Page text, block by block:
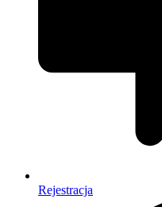
Rejestracja